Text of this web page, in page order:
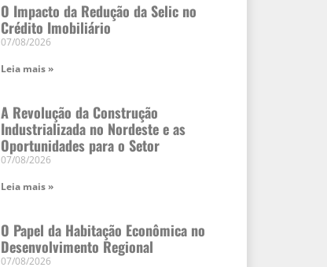
O Impacto da Redução da Selic no
Crédito Imobiliário
07/08/2026
Leia mais »
A Revolução da Construção
Industrializada no Nordeste e as
Oportunidades para o Setor
07/08/2026
Leia mais »
O Papel da Habitação Econômica no
Desenvolvimento Regional
07/08/2026